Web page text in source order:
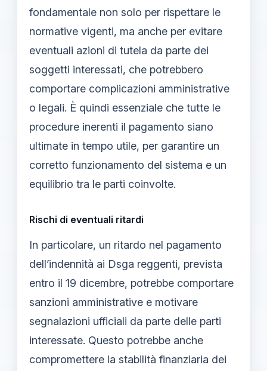
fondamentale non solo per rispettare le
normative vigenti, ma anche per evitare
eventuali azioni di tutela da parte dei
soggetti interessati, che potrebbero
comportare complicazioni amministrative
o legali. È quindi essenziale che tutte le
procedure inerenti il pagamento siano
ultimate in tempo utile, per garantire un
corretto funzionamento del sistema e un
equilibrio tra le parti coinvolte.
Rischi di eventuali ritardi
In particolare, un ritardo nel pagamento
dell’indennità ai Dsga reggenti, prevista
entro il 19 dicembre, potrebbe comportare
sanzioni amministrative e motivare
segnalazioni ufficiali da parte delle parti
interessate. Questo potrebbe anche
compromettere la stabilità finanziaria dei